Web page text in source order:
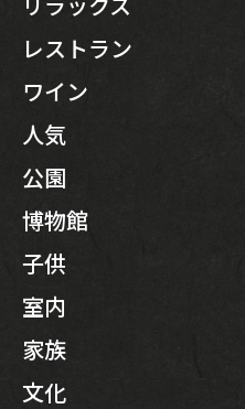
レストラン
ワイン
人気
公園
博物館
子供
室内
家族
文化